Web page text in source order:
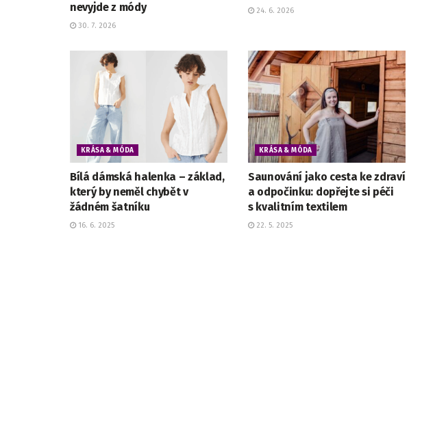
nevyjde z módy
30. 7. 2026
24. 6. 2026
KRÁSA & MÓDA
Bílá dámská halenka – základ,
který by neměl chybět v
žádném šatníku
16. 6. 2025
KRÁSA & MÓDA
Saunování jako cesta ke zdraví
a odpočinku: dopřejte si péči
s kvalitním textilem
22. 5. 2025